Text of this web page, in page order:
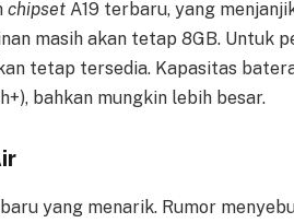
chipsetA19 terbaru, yang
masih akan tetap 8GB. Untuk
tetap tersedia. Kapasitas
bahkan mungkin lebih besar.
yang menarik. Rumor